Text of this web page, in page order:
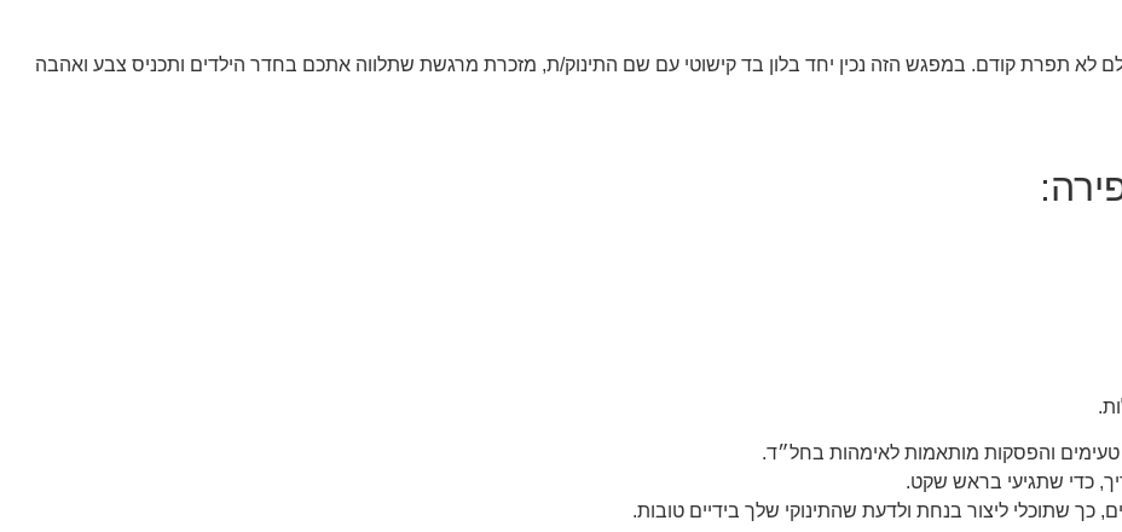
תפרת קודם. במפגש הזה נכין יחד בלון בד קישוטי עם שם התינוק/ת, מזכרת מרגשת שתלווה אתכם בחדר הילדים ותכניס צבע ואהבה
כדי שתגיעי בראש שקט.
כך שתוכלי ליצור בנחת ולדעת שהתינוקי שלך בידיים טובות.